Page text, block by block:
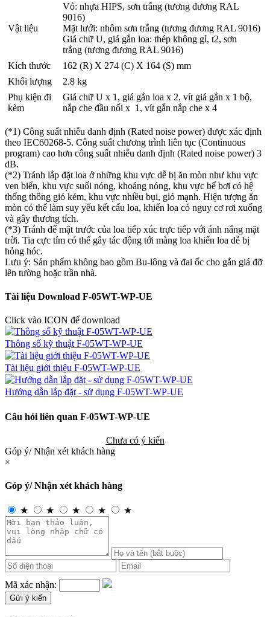
Vật liệu
Vỏ: nhựa HIPS, sơn trắng (tương đương RAL
9016)
Mặt lưới: nhôm sơn trắng (tương đương RAL 9016)
Giá chữ U, giá gắn loa: thép không gỉ, t2, sơn
trắng (tương đương RAL 9016)
Kích thước
162 (R) X 274 (C) X 164 (S) mm
Khối lượng
2.8 kg
Phụ kiện đi
kèm
Giá chữ U x 1, giá gắn loa x 2, vít giá gắn x 1 bộ,
nắp che đầu nối x 1, vít gắn nắp che x 4
(*1) Công suất nhiễu danh định (Rated noise power) được xác định
theo IEC60268-5. Công suất chương trình liên tục (Continuous
program) cao hơn công suất nhiễu danh định (Rated noise power) 3
dB.
(*2) Tránh lắp đặt loa ở những khu vực dễ bị ăn mòn như khu vực
ven biển, khu vực suối nóng, khoáng nóng, khu vực bể bơi có hệ
thống thông gió kém, khu vực nhiều bụi, gió mạnh. Hiện tượng ăn
mòn có thể làm suy yếu kết cấu loa, khiến loa có nguy cơ rơi xuống
và gây thương tích.
(*3) Tránh để mặt trước của loa tiếp xúc trực tiếp với ánh nắng mặt
trời. Tia cực tím có thể gây tác động tới màng loa khiến loa dễ bị
hỏng hóc.
Lưu ý: Sản phẩm không bao gồm Bu-lông và đai ốc cho gắn giá đỡ
lên tường hoặc trần nhà.
Tài liệu Download F-05WT-WP-UE
Click vào ICON để download
Thông số kỹ thuật F-05WT-WP-UE
Tài liệu giới thiệu F-05WT-WP-UE
Hướng dẫn lắp đặt - sử dụng F-05WT-WP-UE
Câu hỏi liên quan F-05WT-WP-UE
Chưa có ý kiến
Góp ý/ Nhận xét khách hàng
×
Góp ý/ Nhận xét khách hàng
★ ★ ★ ★ ★
Mã xác nhận: